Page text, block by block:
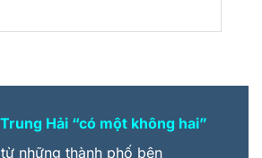
Hải “có một không hai”
những thành phố bên